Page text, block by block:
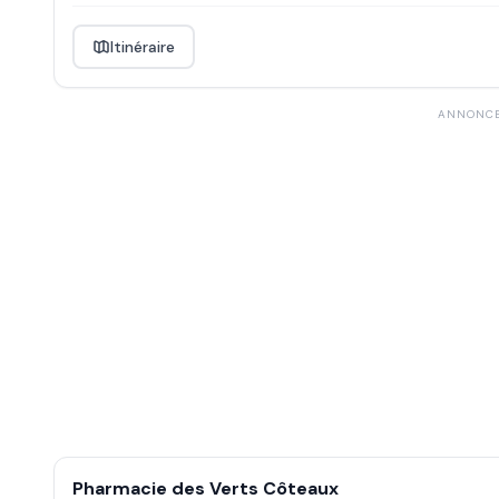
Itinéraire
Pharmacie des Verts Côteaux